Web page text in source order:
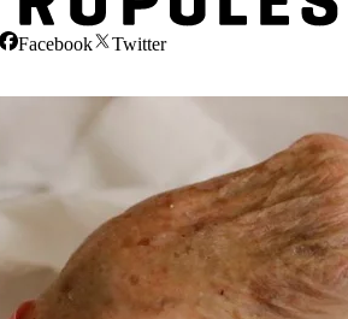
Facebook
Twitter